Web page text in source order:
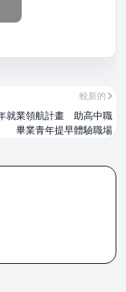
較新的
就業領航計畫 助高中職
畢業青年提早體驗職場